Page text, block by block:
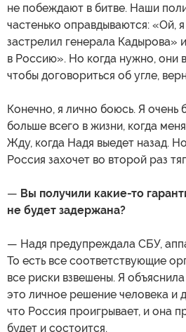
не побеждают в битве. Наши
частенько оправдываются: «Ой,
застрелил генерала Кадырова»
в Россию». Но когда нужно, они
чтобы договориться об угле,
Конечно, я лично боюсь. Я очень
больше всего в жизни, когда
Жду, когда Надя выедет назад.
Россия захочет во второй раз
— Вы получили какие-то
не будет задержана?
— Надя предупреждала СБУ,
То есть все соответствующие
все риски взвешены. Я
это личное решение человека и
что Россия проигрывает, и она
будет и состоится.